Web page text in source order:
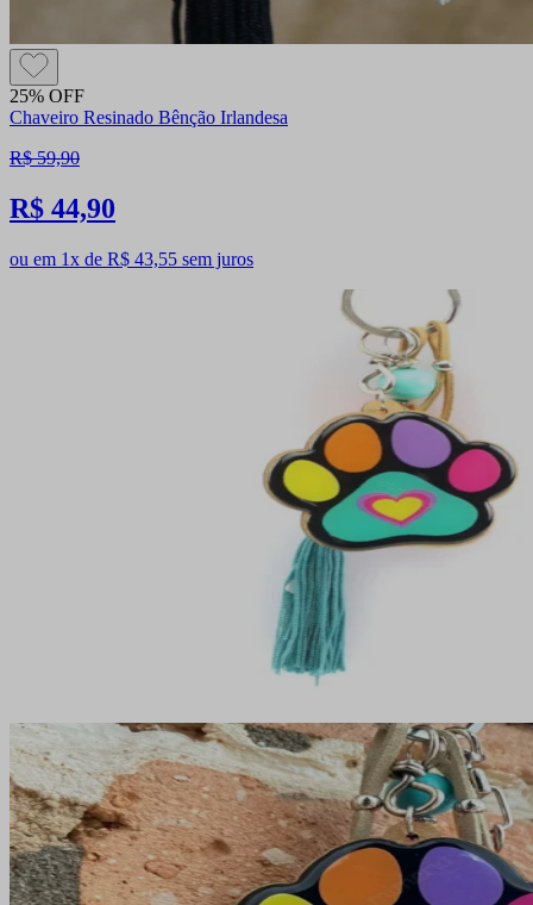
25% OFF
Chaveiro Resinado Bênção Irlandesa
R$ 59,90
R$ 44,90
ou em 1x de R$ 43,55 sem juros